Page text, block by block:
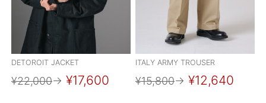
DETOROIT JACKET
¥22,000→ ¥17,600
ITALY ARMY TROUSER
¥15,800→ ¥12,640